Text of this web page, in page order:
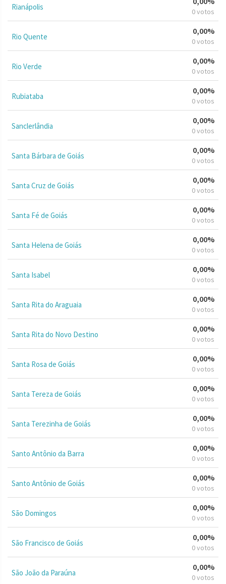
Rianápolis 0 votos
Rio Quente
0,00%
0 votos
Rio Verde
0,00%
0 votos
Rubiataba
0,00%
0 votos
Sanclerlândia
0,00%
0 votos
Santa Bárbara de Goiás
0,00%
0 votos
Santa Cruz de Goiás
0,00%
0 votos
Santa Fé de Goiás
0,00%
0 votos
Santa Helena de Goiás
0,00%
0 votos
Santa Isabel
0,00%
0 votos
Santa Rita do Araguaia
0,00%
0 votos
Santa Rita do Novo Destino
0,00%
0 votos
Santa Rosa de Goiás
0,00%
0 votos
Santa Tereza de Goiás
0,00%
0 votos
Santa Terezinha de Goiás
0,00%
0 votos
Santo Antônio da Barra
0,00%
0 votos
Santo Antônio de Goiás
0,00%
0 votos
São Domingos
0,00%
0 votos
São Francisco de Goiás
0,00%
0 votos
São João da Paraúna
0,00%
0 votos